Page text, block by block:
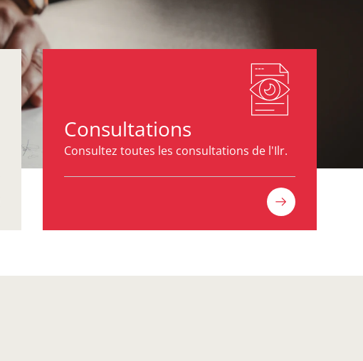
Consultations
Consultez toutes les consultations de l'Ilr.